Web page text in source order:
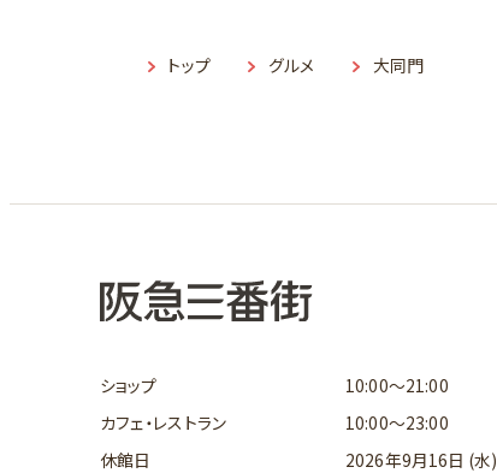
トップ グルメ 大同門
ショップ
10:00～21:00
カフェ・レストラン
10:00～23:00
休館日
2026年9月16日 (水)